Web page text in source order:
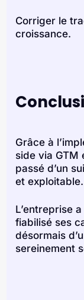
Corriger le
croissance.
Grâce à
side via GTM
passé d’un
et exploitable.
L’entreprise
fiabilisé ses
désormais
sereinement